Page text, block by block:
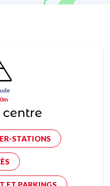
STATIONS